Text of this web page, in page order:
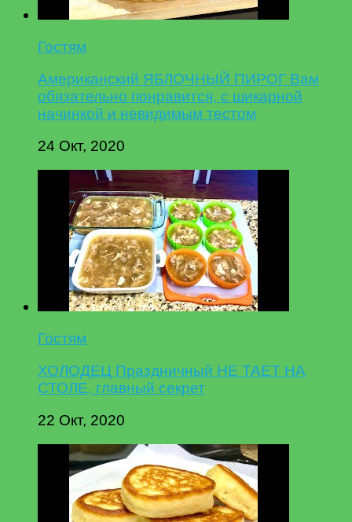
Гостям
Американский ЯБЛОЧНЫЙ ПИРОГ Вам
обязательно понравится, с шикарной
начинкой и невидимым тестом
24 Окт, 2020
Гостям
ХОЛОДЕЦ Праздничный НЕ ТАЕТ НА
СТОЛЕ, главный секрет
22 Окт, 2020